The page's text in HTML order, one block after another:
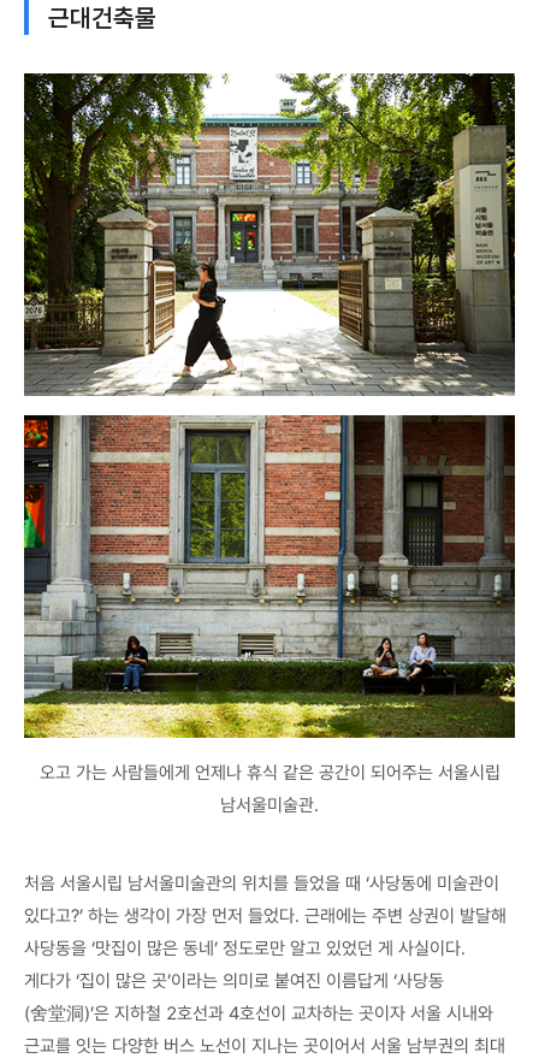
근대건축물
오고 가는 사람들에게 언제나 휴식 같은 공간이 되어주는 서울시립
남서울미술관.
처음 서울시립 남서울미술관의 위치를 들었을 때 ‘사당동에 미술관이
있다고?’ 하는 생각이 가장 먼저 들었다. 근래에는 주변 상권이 발달해
사당동을 ‘맛집이 많은 동네’ 정도로만 알고 있었던 게 사실이다.
게다가 ‘집이 많은 곳’이라는 의미로 붙여진 이름답게 ‘사당동
(舍堂洞)’은 지하철 2호선과 4호선이 교차하는 곳이자 서울 시내와
근교를 잇는 다양한 버스 노선이 지나는 곳이어서 서울 남부권의 최대